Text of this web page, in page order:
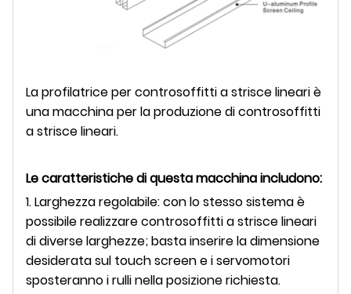
La profilatrice per controsoffitti a strisce lineari è
una macchina per la produzione di controsoffitti
a strisce lineari.
Le caratteristiche di questa macchina includono:
1. Larghezza regolabile: con lo stesso sistema è
possibile realizzare controsoffitti a strisce lineari
di diverse larghezze; basta inserire la dimensione
desiderata sul touch screen e i servomotori
sposteranno i rulli nella posizione richiesta.